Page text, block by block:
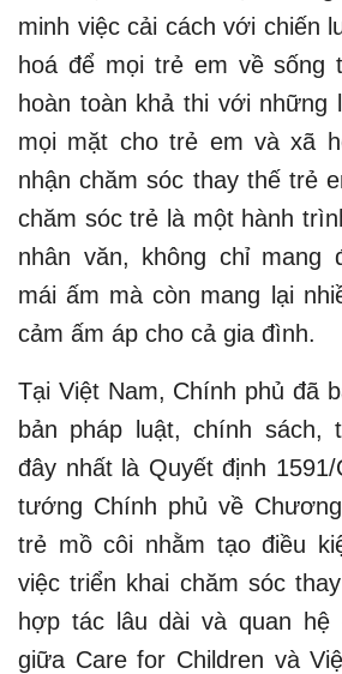
minh việc cải cách với chiến
hoá để mọi trẻ em về sống
hoàn toàn khả thi với những
mọi mặt cho trẻ em và xã
nhận chăm sóc thay thế trẻ
chăm sóc trẻ là một hành
nhân văn, không chỉ mang
mái ấm mà còn mang lại
cảm ấm áp cho cả gia đình.
Tại Việt Nam, Chính phủ đã
bản pháp luật, chính sách,
đây nhất là Quyết định
tướng Chính phủ về
trẻ mồ côi nhằm tạo điều
việc triển khai chăm sóc
hợp tác lâu dài và quan
giữa Care for Children và